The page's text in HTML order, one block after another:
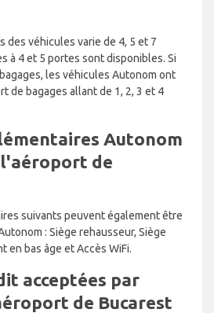
des véhicules varie de 4, 5 et 7
à 4 et 5 portes sont disponibles. Si
les véhicules Autonom ont
de bagages allant de 1, 2, 3 et 4
Autonom
de
suivants peuvent également être
: Siège rehausseur, Siège
en bas âge et Accès WiFi.
acceptées par
de Bucarest